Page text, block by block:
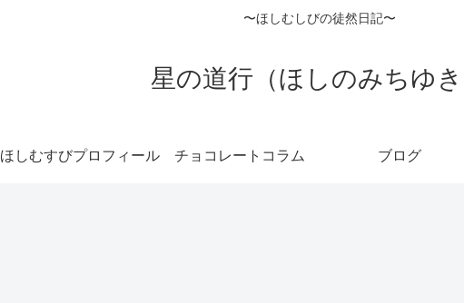
〜ほしむしびの徒然日記〜
星の道行（ほしのみちゆき
ほしむすびプロフィール チョコレートコラム ブログ